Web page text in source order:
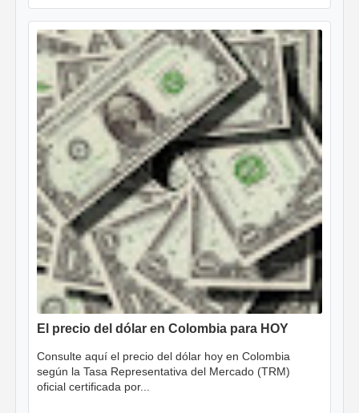
El precio del dólar en Colombia para HOY
Consulte aquí el precio del dólar hoy en Colombia
según la Tasa Representativa del Mercado (TRM)
oficial certificada por...